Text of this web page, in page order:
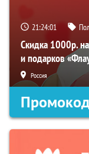
21:24:00
Скидка 1000р.
и подарков
Россия